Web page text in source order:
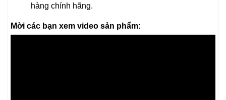
hàng chính hãng.
Mời các bạn xem video sản phẩm: